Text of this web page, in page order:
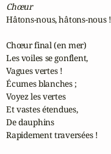
Chœur
Hâtons-nous, hâtons-nous !
Chœur final (en mer)
Les voiles se gonflent,
Vagues vertes !
Écumes blanches ;
Voyez les vertes
Et vastes étendues,
De dauphins
Rapidement traversées !